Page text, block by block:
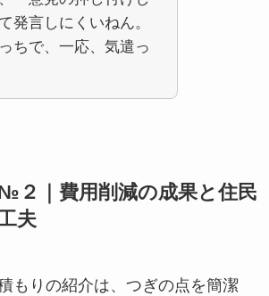
発言しにくいねん。
ちで、一応、気遣っ
２｜費用削減の成果と住民
夫
もりの紹介は、つぎの点を簡潔